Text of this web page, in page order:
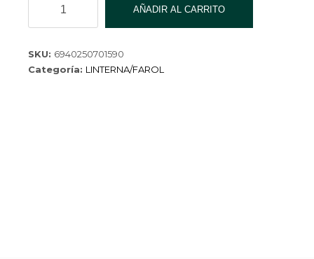
817S-
cantidad
AÑADIR AL CARRITO
SKU: 6940250701590
Categoría: LINTERNA/FAROL